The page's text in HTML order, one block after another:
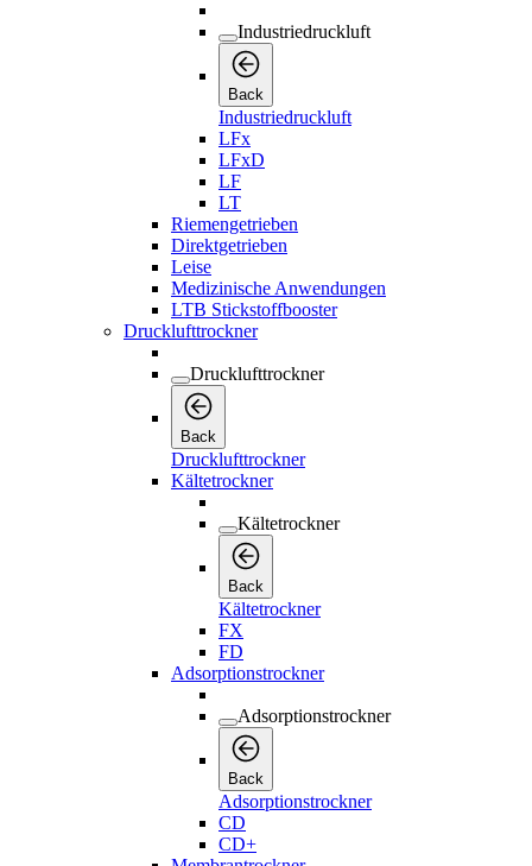
Industriedruckluft
Back
Industriedruckluft
LFx
LFxD
LF
LT
Riemengetrieben
Direktgetrieben
Leise
Medizinische Anwendungen
LTB Stickstoffbooster
Drucklufttrockner
Drucklufttrockner
Back
Drucklufttrockner
Kältetrockner
Kältetrockner
Back
Kältetrockner
FX
FD
Adsorptionstrockner
Adsorptionstrockner
Back
Adsorptionstrockner
CD
CD+